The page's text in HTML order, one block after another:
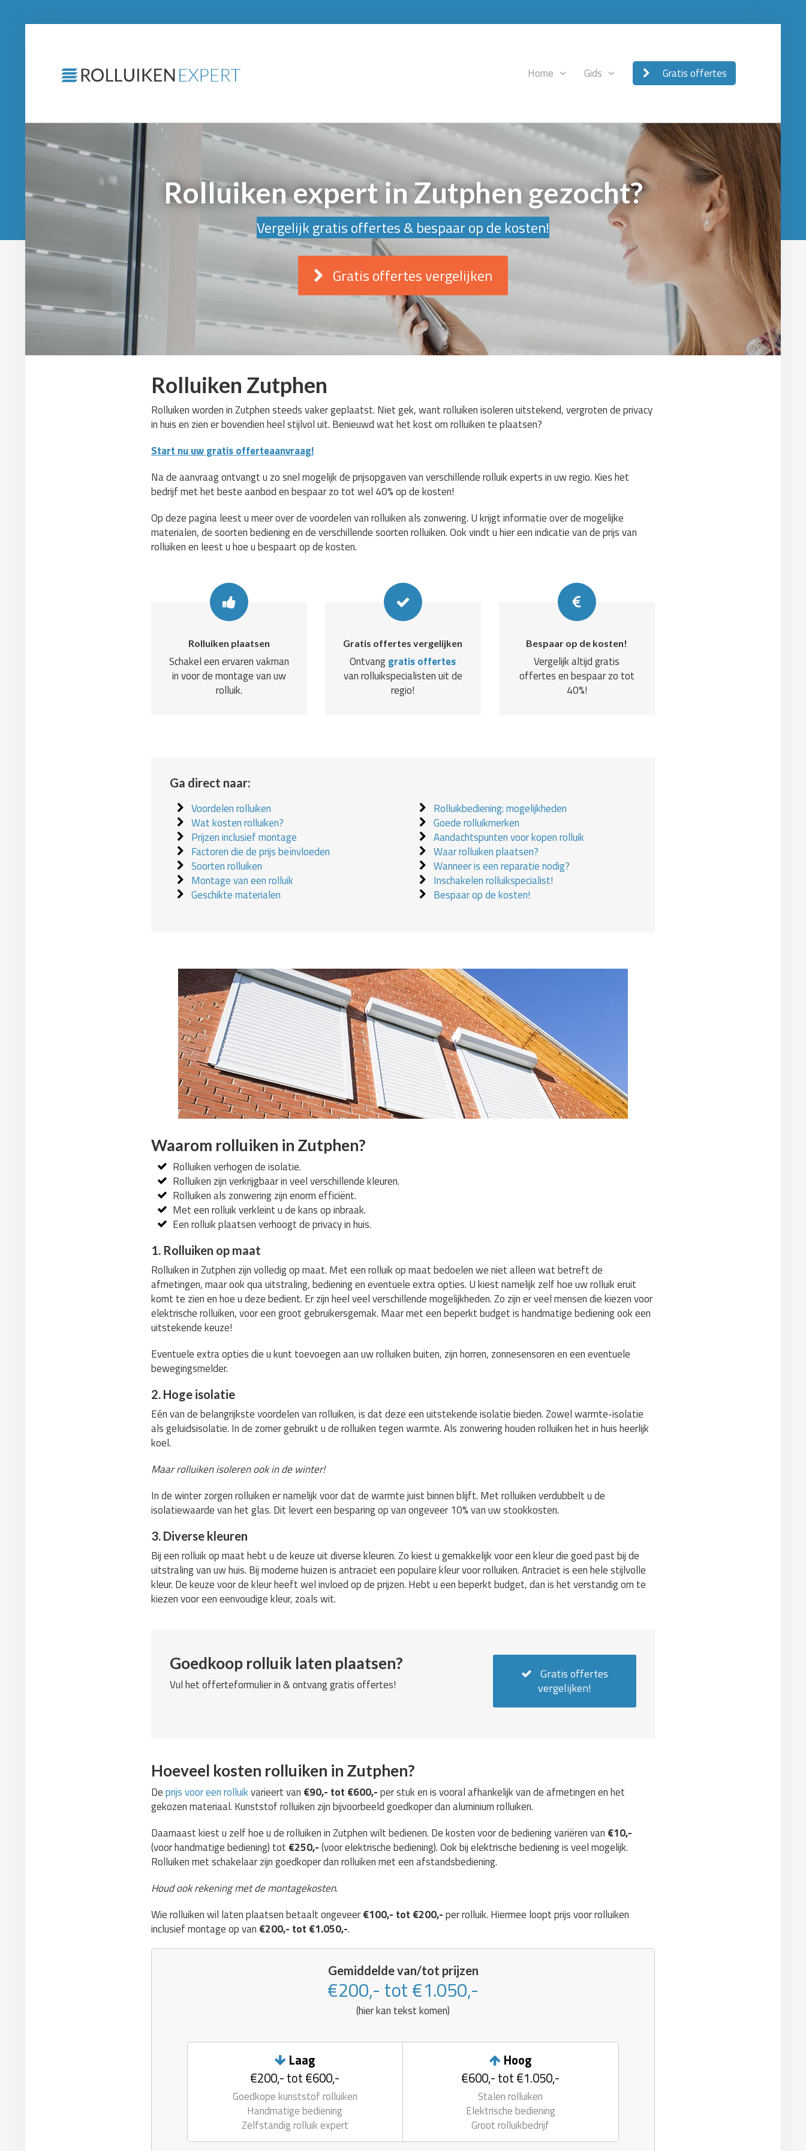
Home Gids Gratis offertes
Rolluiken expert in Zutphen gezocht?
Vergelijk gratis offertes & bespaar op de kosten!
Gratis offertes vergelijken
Rolluiken Zutphen
Rolluiken worden in Zutphen steeds vaker geplaatst. Niet gek, want rolluiken isoleren uitstekend, vergroten de privacy
in huis en zien er bovendien heel stijlvol uit. Benieuwd wat het kost om rolluiken te plaatsen?
Start nu uw gratis offerteaanvraag!
Na de aanvraag ontvangt u zo snel mogelijk de prijsopgaven van verschillende rolluik experts in uw regio. Kies het
bedrijf met het beste aanbod en bespaar zo tot wel 40% op de kosten!
Op deze pagina leest u meer over de voordelen van rolluiken als zonwering. U krijgt informatie over de mogelijke
materialen, de soorten bediening en de verschillende soorten rolluiken. Ook vindt u hier een indicatie van de prijs van
rolluiken en leest u hoe u bespaart op de kosten.
Rolluiken plaatsen
Schakel een ervaren vakman
in voor de montage van uw
rolluik.
Gratis offertes vergelijken
Ontvanggratis offertes
van rolluikspecialisten uit de
regio!
Bespaar op de kosten!
Vergelijk altijd gratis
offertes en bespaar zo tot
40%!
Ga direct naar:
Voordelen rolluiken
Wat kosten rolluiken?
Prijzen inclusief montage
Factoren die de prijs beïnvloeden
Soorten rolluiken
Montage van een rolluik
Geschikte materialen
Rolluikbediening: mogelijkheden
Goede rolluikmerken
Aandachtspunten voor kopen rolluik
Waar rolluiken plaatsen?
Wanneer is een reparatie nodig?
Inschakelen rolluikspecialist!
Bespaar op de kosten!
Waarom rolluiken in Zutphen?
Rolluiken verhogen de isolatie.
Rolluiken zijn verkrijgbaar in veel verschillende kleuren.
Rolluiken als zonwering zijn enorm efficiënt.
Met een rolluik verkleint u de kans op inbraak.
Een rolluik plaatsen verhoogt de privacy in huis.
1. Rolluiken op maat
Rolluiken in Zutphen zijn volledig op maat. Met een rolluik op maat bedoelen we niet alleen wat betreft de
afmetingen, maar ook qua uitstraling, bediening en eventuele extra opties. U kiest namelijk zelf hoe uw rolluik eruit
komt te zien en hoe u deze bedient. Er zijn heel veel verschillende mogelijkheden. Zo zijn er veel mensen die kiezen voor
elektrische rolluiken, voor een groot gebruikersgemak. Maar met een beperkt budget is handmatige bediening ook een
uitstekende keuze!
Eventuele extra opties die u kunt toevoegen aan uw rolluiken buiten, zijn horren, zonnesensoren en een eventuele
bewegingsmelder.
2. Hoge isolatie
Eén van de belangrijkste voordelen van rolluiken, is dat deze een uitstekende isolatie bieden. Zowel warmte-isolatie
als geluidsisolatie. In de zomer gebruikt u de rolluiken tegen warmte. Als zonwering houden rolluiken het in huis heerlijk
koel.
Maar rolluiken isoleren ook in de winter!
In de winter zorgen rolluiken er namelijk voor dat de warmte juist binnen blijft. Met rolluiken verdubbelt u de
isolatiewaarde van het glas. Dit levert een besparing op van ongeveer 10% van uw stookkosten.
3. Diverse kleuren
Bij een rolluik op maat hebt u de keuze uit diverse kleuren. Zo kiest u gemakkelijk voor een kleur die goed past bij de
uitstraling van uw huis. Bij moderne huizen is antraciet een populaire kleur voor rolluiken. Antraciet is een hele stijlvolle
kleur. De keuze voor de kleur heeft wel invloed op de prijzen. Hebt u een beperkt budget, dan is het verstandig om te
kiezen voor een eenvoudige kleur, zoals wit.
Goedkoop rolluik laten plaatsen?
Vul het offerteformulier in & ontvang gratis offertes!
Gratis offertes
vergelijken!
Hoeveel kosten rolluiken in Zutphen?
Deprijs voor een rolluikvarieert van €90,- tot €600,-per stuk en is vooral afhankelijk van de afmetingen en het
gekozen materiaal. Kunststof rolluiken zijn bijvoorbeeld goedkoper dan aluminium rolluiken.
Daarnaast kiest u zelf hoe u de rolluiken in Zutphen wilt bedienen. De kosten voor de bediening variëren van €10,-
(voor handmatige bediening) tot €250,-(voor elektrische bediening). Ook bij elektrische bediening is veel mogelijk.
Rolluiken met schakelaar zijn goedkoper dan rolluiken met een afstandsbediening.
Houd ook rekening met de montagekosten.
Wie rolluiken wil laten plaatsen betaalt ongeveer€100,- tot €200,-per rolluik. Hiermee loopt prijs voor rolluiken
inclusief montage op van €200,- tot €1.050,-.
Gemiddelde van/tot prijzen
€200,- tot €1.050,-
(hier kan tekst komen)
Laag
€200,- tot €600,-
Goedkope kunststof rolluiken
Handmatige bediening
Zelfstandig rolluik expert
Hoog
€600,- tot €1.050,-
Stalen rolluiken
Elektrische bediening
Groot rolluikbedrijf